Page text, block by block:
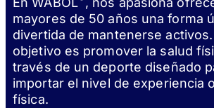
mayores de 50 años una forma
divertida de mantenerse
objetivo es promover la salud
través de un deporte diseñado
importar el nivel de experiencia
física.